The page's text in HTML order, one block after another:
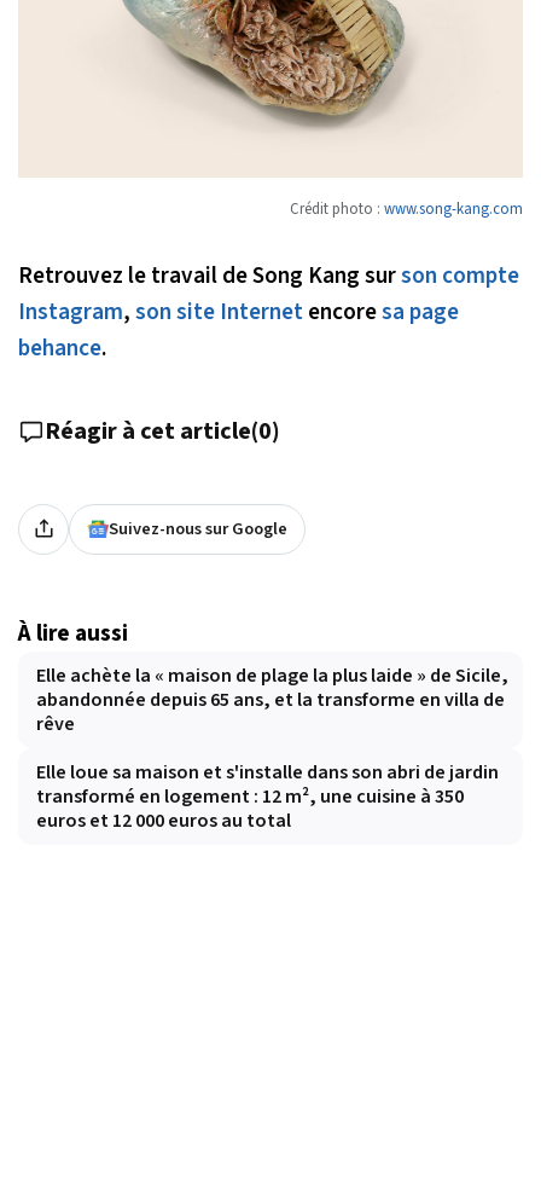
Crédit photo : www.song-kang.com
Retrouvez le travail de Song Kang surson compte
Instagram,son site Internetencoresa page
behance.
Réagir à cet article(0)
Suivez-nous sur Google
À lire aussi
Elle achète la « maison de plage la plus laide » de Sicile,
abandonnée depuis 65 ans, et la transforme en villa de
rêve
Elle loue sa maison et s'installe dans son abri de jardin
transformé en logement : 12 m², une cuisine à 350
euros et 12 000 euros au total